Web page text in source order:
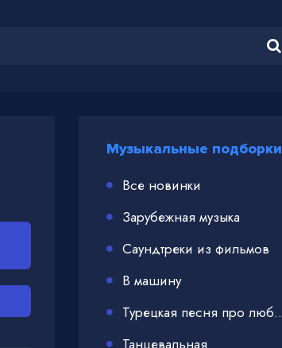
Музыкальные подборки
Все новинки
Зарубежная музыка
Саундтреки из фильмов
В машину
Турецкая песня про любовь
Танцевальная